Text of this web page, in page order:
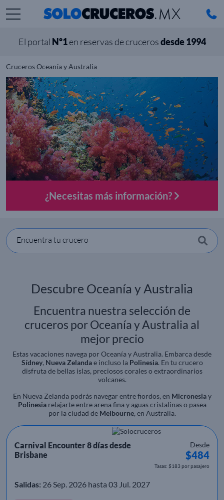
El portal Nº1en reservas de crucerosdesde 1994
Cruceros Oceanía y Australia
¿Necesitas más información?
Encuentra tu crucero
Descubre Oceanía y Australia
Encuentra nuestra selección de
cruceros por Oceanía y Australia al
mejor precio
Estas vacaciones navega por Oceanía y Australia. Embarca desde
Sídney, Nueva Zelandae incluso la Polinesia. En tu crucero
disfruta de bellas islas, preciosos corales o extraordinarios
volcanes.
En Nueva Zelanda podrás navegar entre fiordos, en Micronesiay
Polinesiarelajarte entre arena fina y aguas cristalinas o pasea
por la ciudad de Melbourne, en Australia.
Carnival Encounter 8 días desde
Brisbane
Desde
$484
Tasas: $183 por pasajero
Salidas: 26 Sep. 2026 hasta 03 Jul. 2027